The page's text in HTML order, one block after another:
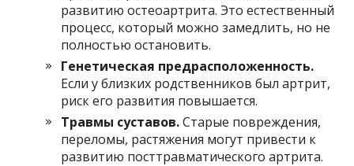
развитию остеоартрита. Это естественный
процесс, который можно замедлить, но не
полностью остановить.
Генетическая предрасположенность.
Если у близких родственников был артрит,
риск его развития повышается.
Травмы суставов.Старые повреждения,
переломы, растяжения могут привести к
развитию посттравматического артрита.